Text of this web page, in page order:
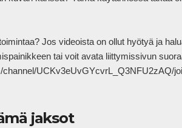
Jos videoista on ollut hyötyä ja
tai voit avata liittymissivun
channel/
jaksot